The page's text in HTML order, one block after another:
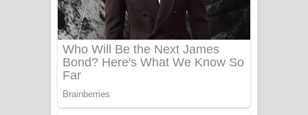
නිවුනා නුඹ හින්දා ගීතයේ පද පෙළ
Numba Dun Aadare Song Lyrics - නුඹ
Liyamuda Dan Anagathe Song Lyrics